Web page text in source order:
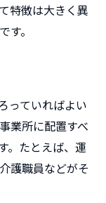
特徴は大きく異
。
っていればよい
業所に配置すべ
。たとえば、運
護職員などがそ